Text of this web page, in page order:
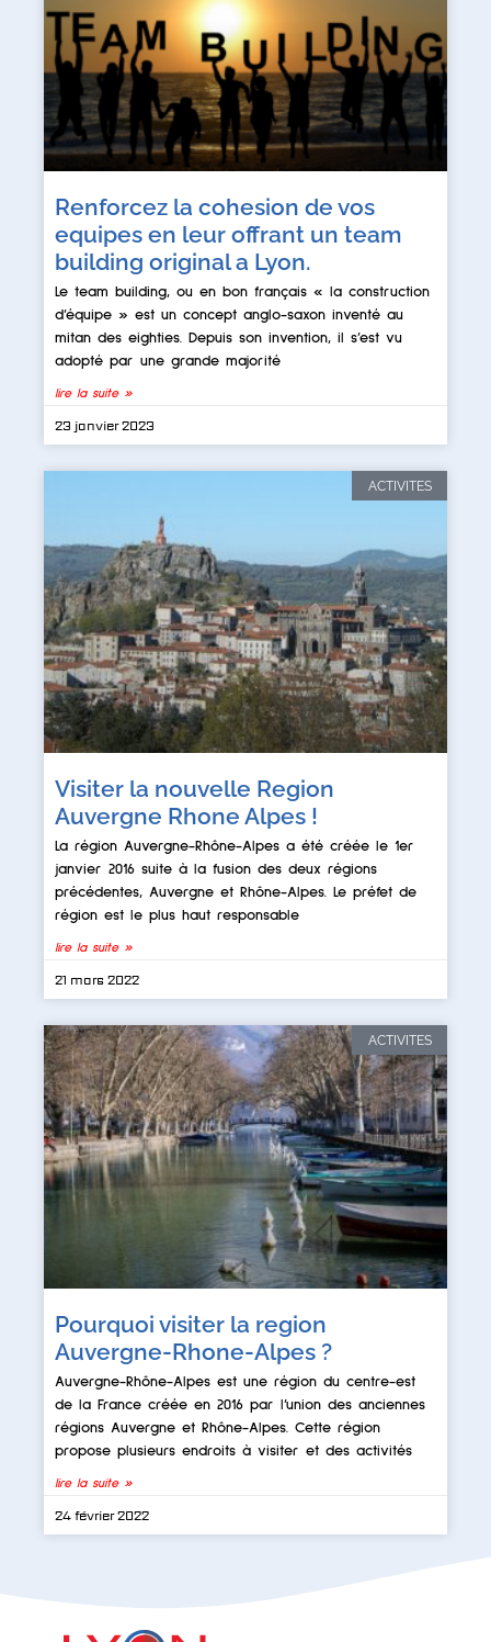
Renforcez la cohesion de vos
equipes en leur offrant un team
building original a Lyon.
Le team building, ou en bon français « la construction
d’équipe » est un concept anglo-saxon inventé au
mitan des eighties. Depuis son invention, il s’est vu
adopté par une grande majorité
lire la suite »
23 janvier 2023
ACTIVITES
Visiter la nouvelle Region
Auvergne Rhone Alpes !
La région Auvergne-Rhône-Alpes a été créée le 1er
janvier 2016 suite à la fusion des deux régions
précédentes, Auvergne et Rhône-Alpes. Le préfet de
région est le plus haut responsable
lire la suite »
21 mars 2022
ACTIVITES
Pourquoi visiter la region
Auvergne-Rhone-Alpes ?
Auvergne-Rhône-Alpes est une région du centre-est
de la France créée en 2016 par l’union des anciennes
régions Auvergne et Rhône-Alpes. Cette région
propose plusieurs endroits à visiter et des activités
lire la suite »
24 février 2022